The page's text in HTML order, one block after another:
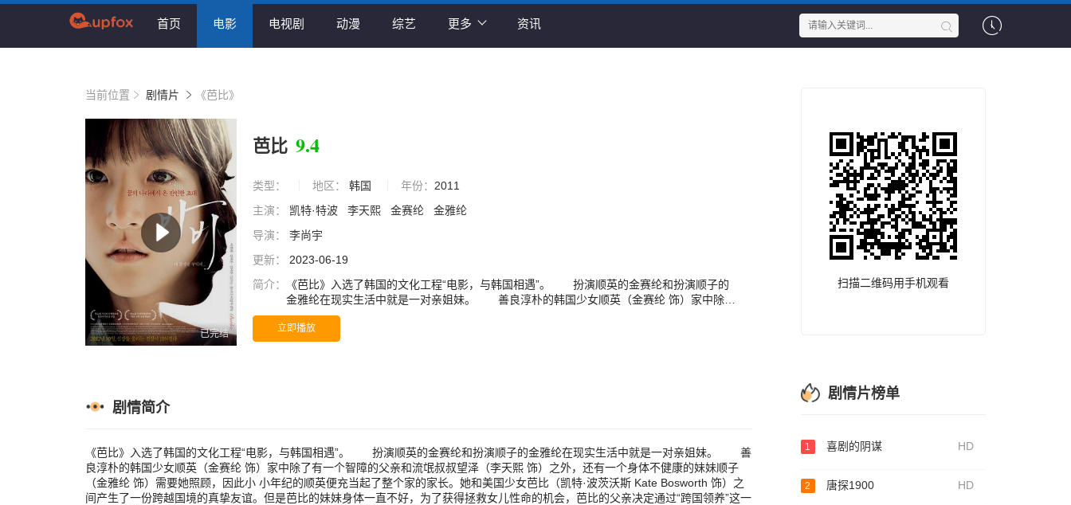
首页 电影 电视剧 动漫 综艺 更多 资讯
当前位置 剧情片 《芭比》
已完结
芭比 9.4
类型： 地区： 韩国 年份： 2011
主演：
凯特·特波 李天熙 金赛纶
金雅纶
导演：
李尚宇
更新：
2023-06-19
简介：
《芭比》入选了韩国的文化工程“电影，与韩国相遇”。 扮演顺英的金赛纶和扮演顺子的
金雅纶在现实生活中就是一对亲姐妹。 善良淳朴的韩国少女顺英（金赛纶 饰）家中除了
有一个智障的父亲和流氓叔叔望泽（李天熙 饰）之外，还有一个身体不健康的妹妹顺子（金
雅纶 饰）需要她照顾，因此小 小年纪的顺英便充当起了整个家的家长。她和美国少女芭比
（凯特·波茨沃斯 Kate Bosworth 饰）之间产生了一份跨越国境的真挚友谊。但是芭比的妹
立即播放
剧情简介
《芭比》入选了韩国的文化工程“电影，与韩国相遇”。 扮演顺英的金赛纶和扮演顺子的金雅纶在现实生活中就是一对亲姐妹。 善
良淳朴的韩国少女顺英（金赛纶 饰）家中除了有一个智障的父亲和流氓叔叔望泽（李天熙 饰）之外，还有一个身体不健康的妹妹顺子
（金雅纶 饰）需要她照顾，因此小 小年纪的顺英便充当起了整个家的家长。她和美国少女芭比（凯特·波茨沃斯 Kate Bosworth 饰）之
间产生了一份跨越国境的真挚友谊。但是芭比的妹妹身体一直不好，为了获得拯救女儿性命的机会，芭比的父亲决定通过“跨国领养”这一
扫描二维码用手机观看
剧情片榜单
1 喜剧的阴谋 HD
2 唐探1900 HD